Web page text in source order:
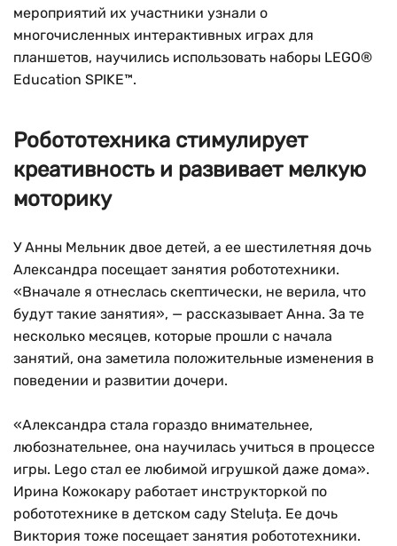
мероприятий их участники узнали о
многочисленных интерактивных играх для
планшетов, научились использовать наборы LEGO®
Education SPIKE™.
Робототехника стимулирует
креативность и развивает мелкую
моторику
У Анны Мельник двое детей, а ее шестилетняя дочь
Александра посещает занятия робототехники.
«Вначале я отнеслась скептически, не верила, что
будут такие занятия», — рассказывает Анна. За те
несколько месяцев, которые прошли с начала
занятий, она заметила положительные изменения в
поведении и развитии дочери.
«Александра стала гораздо внимательнее,
любознательнее, она научилась учиться в процессе
игры. Lego стал ее любимой игрушкой даже дома».
Ирина Кожокару работает инструкторкой по
робототехнике в детском саду Steluța. Ее дочь
Виктория тоже посещает занятия робототехники.